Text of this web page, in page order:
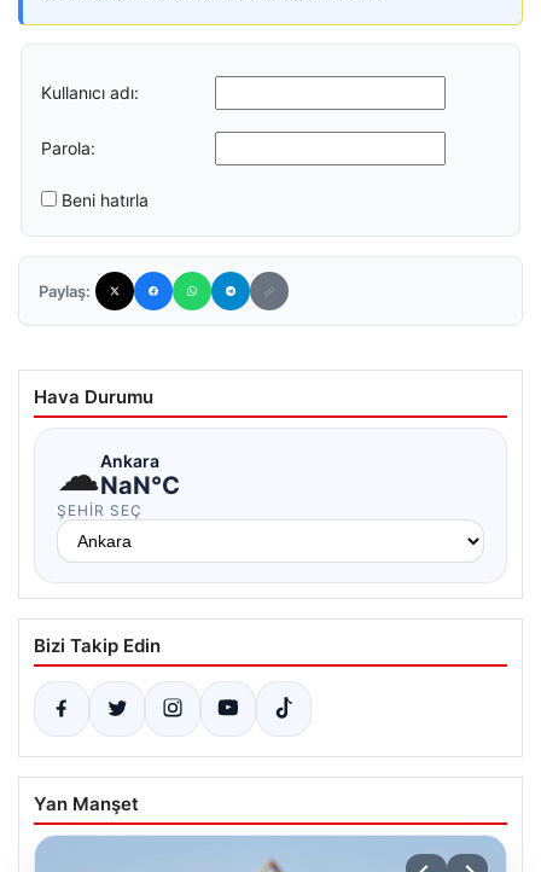
Kullanıcı adı:
Parola:
Beni hatırla
Paylaş:
Hava Durumu
☁Ankara
NaN°C
ŞEHIR SEÇ
Bizi Takip Edin
Yan Manşet